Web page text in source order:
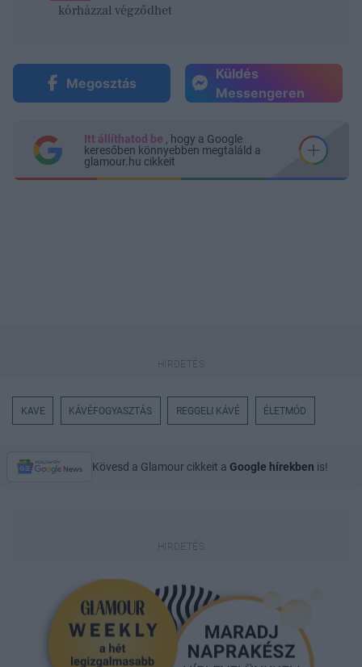
kórházzal végződhet
Megosztás
Küldés
Messengeren
Itt állíthatod be , hogy a Google
keresőben könnyebben megtaláld a
glamour.hu cikkeit
KAVE KÁVÉFOGYASZTÁS REGGELI KÁVÉ ÉLETMÓD
Kövesd a Glamour cikkeit a Google hírekben is!